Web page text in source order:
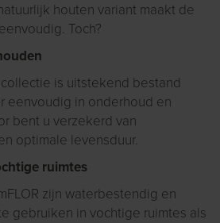
houten variant maakt de
Toch?
is uitstekend bestand
eenvoudig in onderhoud en
bent u verzekerd van
optimale levensduur.
ruimtes
zijn waterbestendig en
gebruiken in vochtige ruimtes als